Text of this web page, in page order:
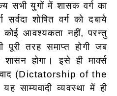
सभी युगों में शासक वर्ग का
शोषित वर्ग को दबाये
आवश्यकता नहीं, परन्तु
पूरी तरह समाप्त होगी जब
शासन होगा। इसे ही मार्क्स
(Dictatorship of the
साम्यवादी व्यवस्था में ही